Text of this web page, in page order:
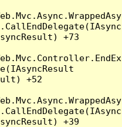
+73
+52
+39